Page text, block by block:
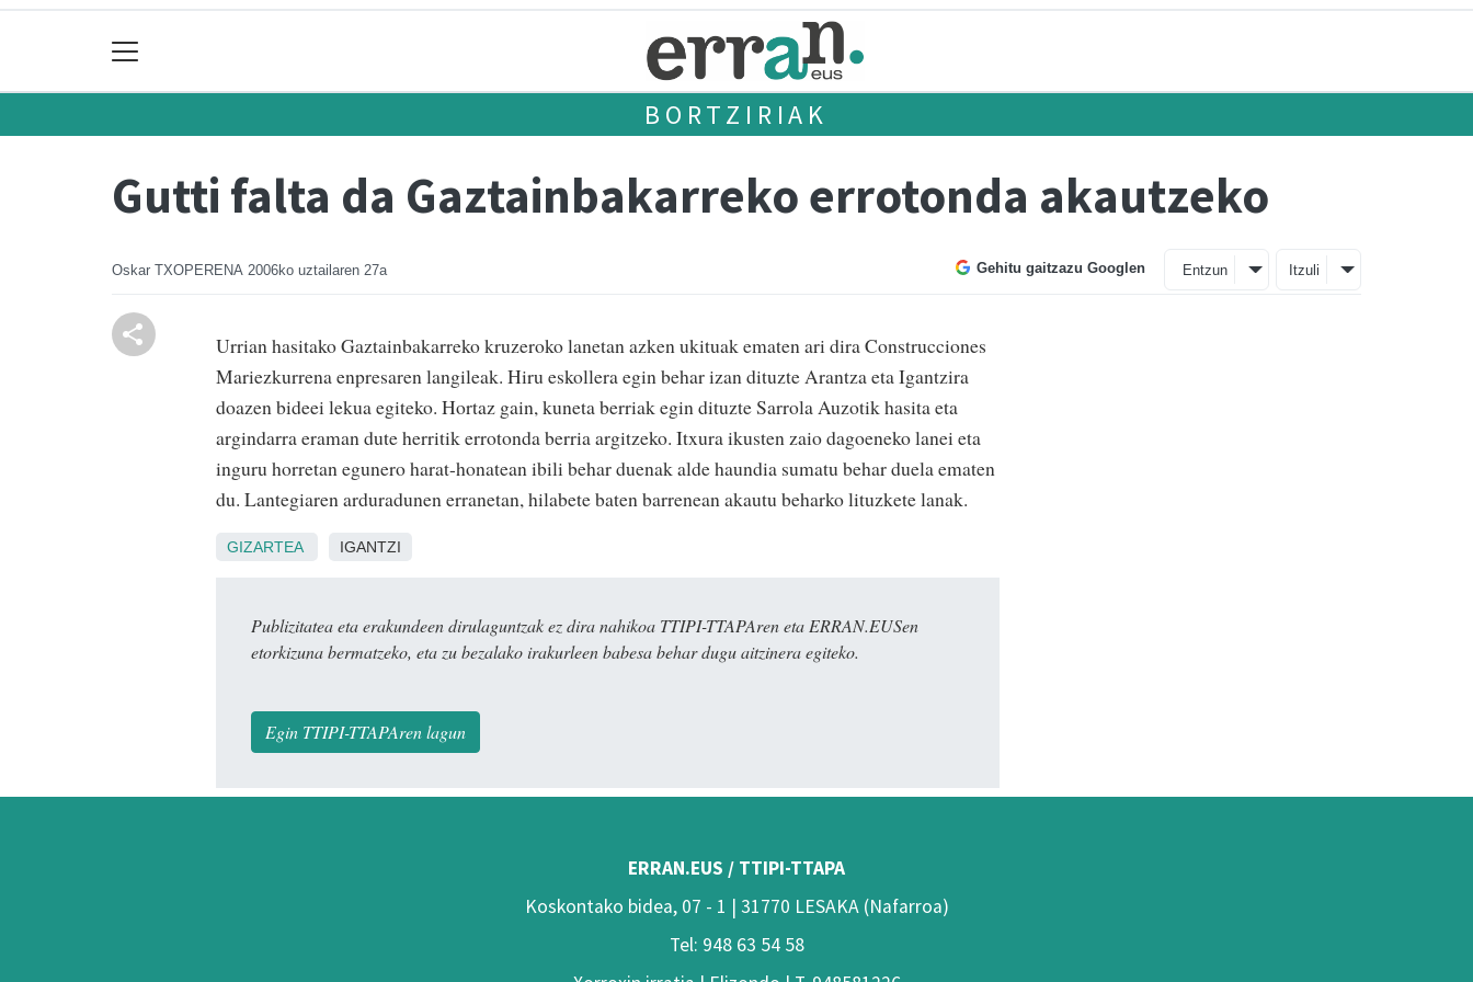
BORTZIRIAK
Gutti falta da Gaztainbakarreko errotonda akautzeko
Oskar TXOPERENA 2006ko uztailaren 27a Gehitu gaitzazu Googlen Entzun Itzuli
Urrian hasitako Gaztainbakarreko kruzeroko lanetan azken ukituak ematen ari dira Construcciones
Mariezkurrena enpresaren langileak. Hiru eskollera egin behar izan dituzte Arantza eta Igantzira
doazen bideei lekua egiteko. Hortaz gain, kuneta berriak egin dituzte Sarrola Auzotik hasita eta
argindarra eraman dute herritik errotonda berria argitzeko. Itxura ikusten zaio dagoeneko lanei eta
inguru horretan egunero harat-honatean ibili behar duenak alde haundia sumatu behar duela ematen
du. Lantegiaren arduradunen erranetan, hilabete baten barrenean akautu beharko lituzkete lanak.
GIZARTEA IGANTZI
Publizitatea eta erakundeen dirulaguntzak ez dira nahikoa TTIPI-TTAPAren eta ERRAN.EUSen
etorkizuna bermatzeko, eta zu bezalako irakurleen babesa behar dugu aitzinera egiteko.
Egin TTIPI-TTAPAren lagun
ERRAN.EUS / TTIPI-TTAPA
Koskontako bidea, 07 - 1 | 31770 LESAKA (Nafarroa)
Tel: 948 63 54 58